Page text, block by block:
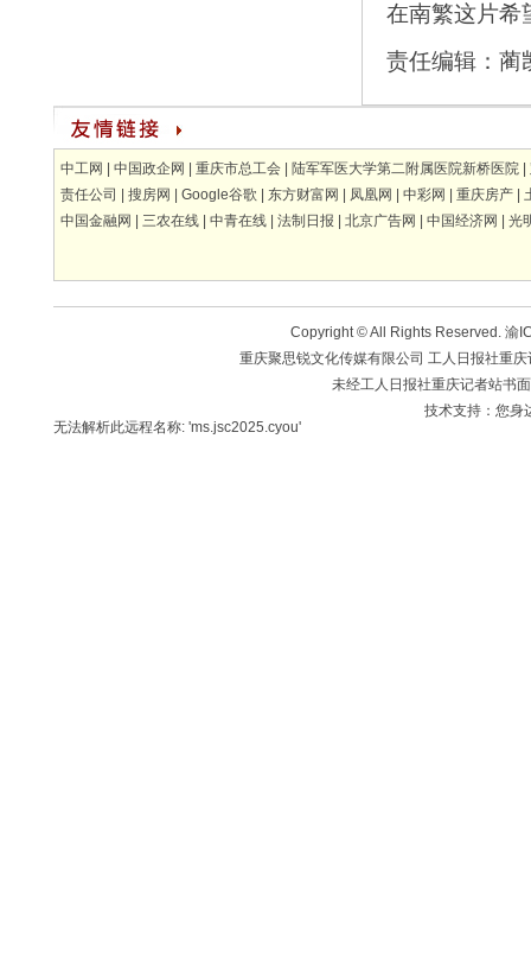
在南繁这片希
责任编辑： 蔺
中工网 中国政企网 重庆市总工会 陆军军医大学第二附属医院新桥医院
责任公司
搜房网 Google谷歌 东方财富网 凤凰网 中彩网 重庆房产
中国金融网
三农在线 中青在线 法制日报 北京广告网 中国经济网 光
Copyright © All Rights Reserved.渝
重庆聚思锐文化传媒有限公司 工人日报社重
未经工人日报社重庆记者站书
技术支持：您
无法解析此远程名称: 'ms.jsc2025.cyou'